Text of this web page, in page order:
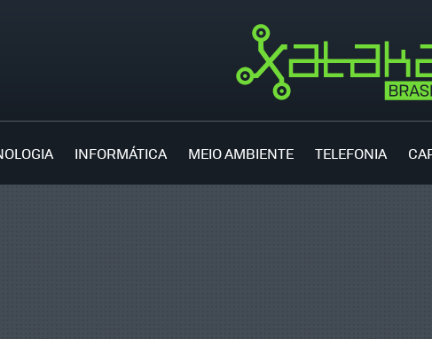
INFORMÁTICA MEIO AMBIENTE TELEFONIA